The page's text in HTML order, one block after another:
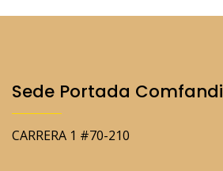
Sede Portada Comfandi
CARRERA 1 #70-210